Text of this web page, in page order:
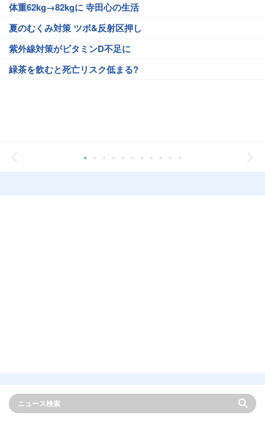
体重62kg→82kgに 寺田心の生活
夏のむくみ対策 ツボ&反射区押し
紫外線対策がビタミンD不足に
緑茶を飲むと死亡リスク低まる?